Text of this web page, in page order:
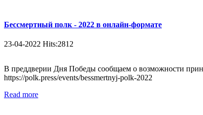
Бессмертный полк - 2022 в онлайн-формате
23-04-2022 Hits:2812
В преддверии Дня Победы сообщаем о возможности
https://polk.press/events/bessmertnyj-polk-2022
Read more